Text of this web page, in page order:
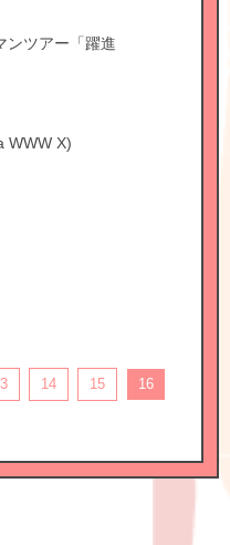
ンツアー「躍進
WWW X)
14 15 16